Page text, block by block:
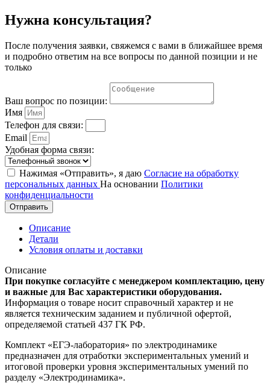
Нужна консультация?
После получения заявки, свяжемся с вами в ближайшее время
и подробно ответим на все вопросы по данной позиции и не
только
Ваш вопрос по позиции:
Имя
Телефон для связи:
Email
Удобная форма связи:
Нажимая «Отправить», я даю Согласие на обработку
персональных данных На основании Политики
конфиденциальности
Отправить
Описание
Детали
Условия оплаты и доставки
Описание
При покупке согласуйте с менеджером комплектацию, цену
и важные для Вас характеристики оборудования.
Информация о товаре носит справочный характер и не
является техническим заданием и публичной офертой,
определяемой статьей 437 ГК РФ.
Комплект «ЕГЭ-лаборатория» по электродинамике
предназначен для отработки экспериментальных умений и
итоговой проверки уровня экспериментальных умений по
разделу «Электродинамика».